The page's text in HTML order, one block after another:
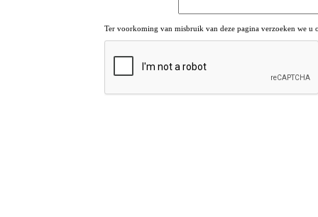
Ter voorkoming van misbruik van deze pagina verzoeken we u